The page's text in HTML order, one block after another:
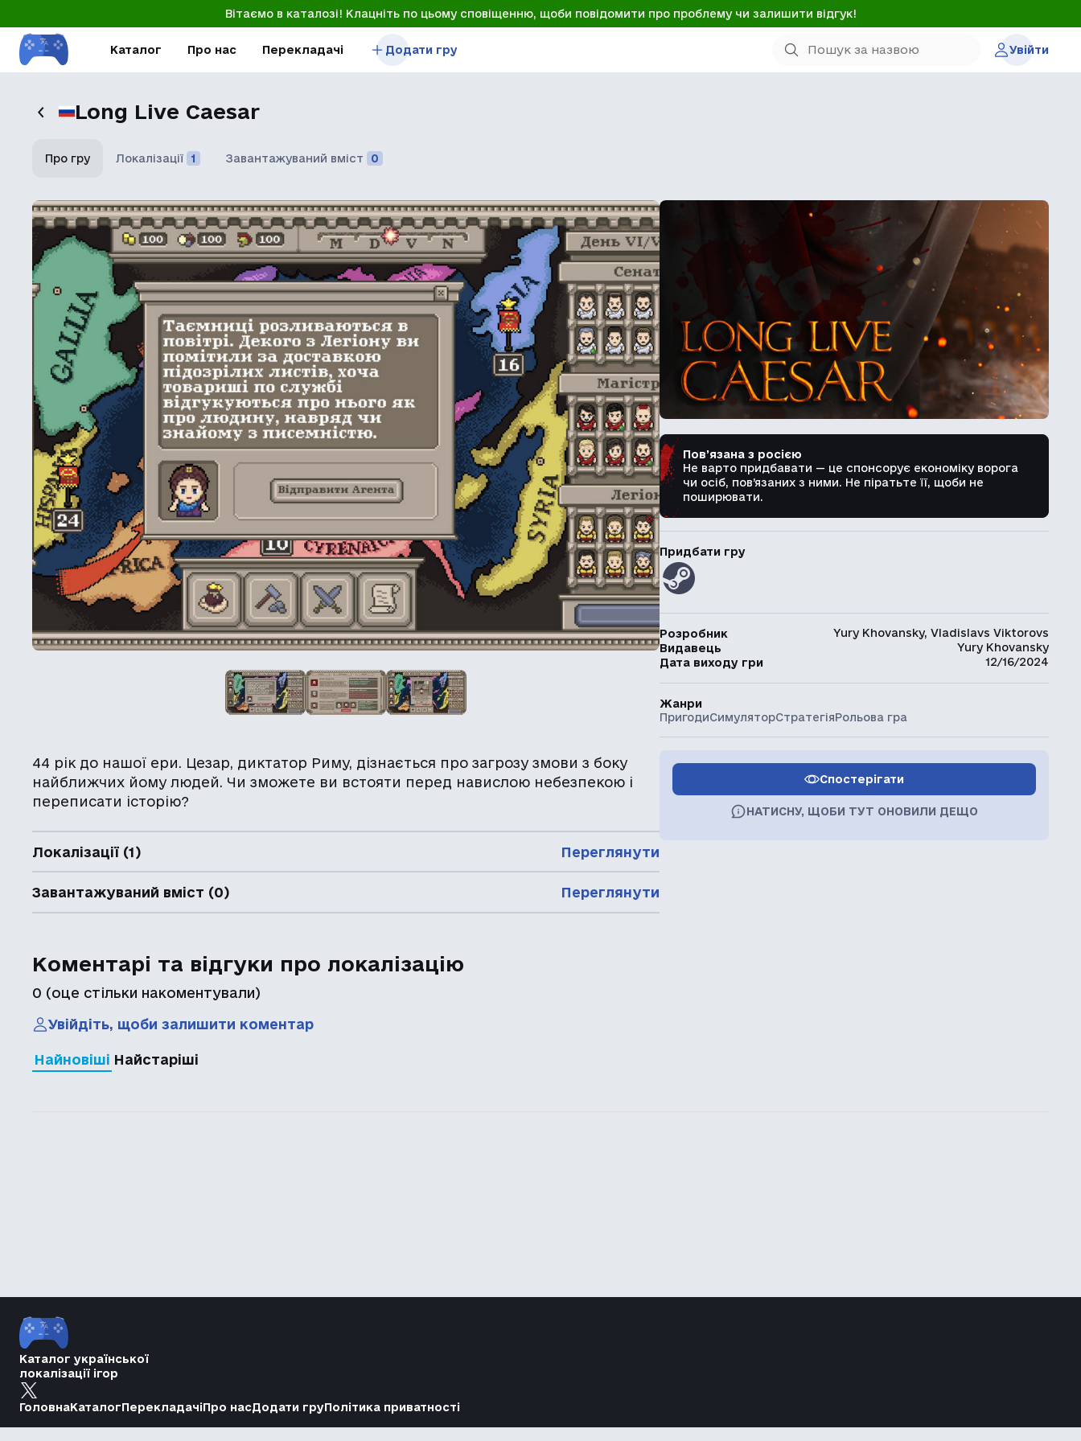
Вітаємо в каталозі! Клацніть по цьому сповіщенню, щоби повідомити про проблему чи залишити відгук!
Каталог Про нас Перекладачі Додати гру Увійти
Long Live Caesar
Про гру Локалізації 1 Завантажуваний вміст 0
44 рік до нашої ери. Цезар, диктатор Риму, дізнається про загрозу змови з боку
найближчих йому людей. Чи зможете ви встояти перед навислою небезпекою і
переписати історію?
Локалізації (1) Переглянути
Завантажуваний вміст (0) Переглянути
Коментарі та відгуки про локалізацію
0 (оце стільки накоментували)
Увійдіть, щоби залишити коментар
Найновіші Найстаріші
Пов’язана з росією
Не варто придбавати — це спонсорує економіку ворога
чи осіб, пов’язаних з ними. Не піратьте її, щоби не
поширювати.
Придбати гру
Розробник
Yury Khovansky, Vladislavs Viktorovs
Видавець
Yury Khovansky
Дата виходу гри
12/16/2024
Жанри
ПригодиСимуляторСтратегіяРольова гра
Спостерігати
НАТИСНУ, ЩОБИ ТУТ ОНОВИЛИ ДЕЩО
Каталог української
локалізації ігор
ГоловнаКаталогПерекладачіПро насДодати груПолітика приватності